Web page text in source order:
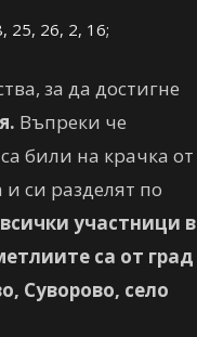
25, 26, 2, 16;
за да достигне
Въпреки че
били на крачка от
и си разделят по
участници в
са от град
Суворово, село